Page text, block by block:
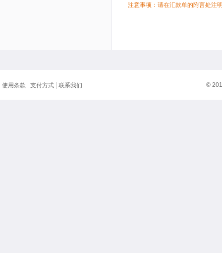
注意事项：请在汇款单的附言处注
©
使用条款 支付方式 联系我们